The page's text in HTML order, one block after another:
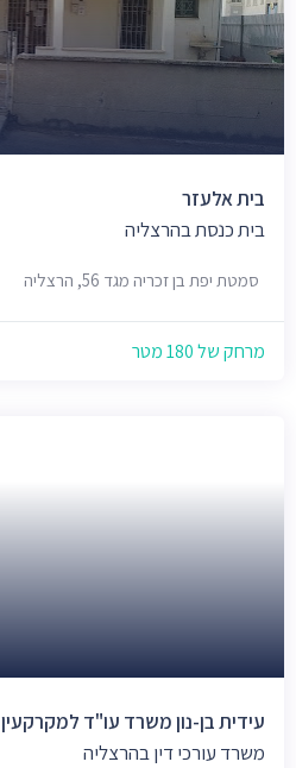
בית אלעזר
בית כנסת בהרצליה
סמטת יפת בן זכריה מגד 56, הרצליה
מרחק של 180 מטר
עידית בן-נון משרד עו"ד למקרקעין
משרד עורכי דין בהרצליה